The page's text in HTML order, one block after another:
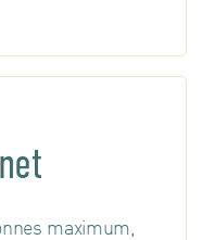
maximum,